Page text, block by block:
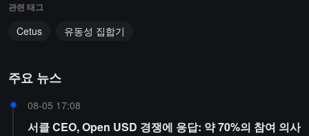
관련 태그
Cetus 유동성 집합기
주요 뉴스
08-05 17:08
서클 CEO, Open USD 경쟁에 응답: 약 70%의 참여 의사